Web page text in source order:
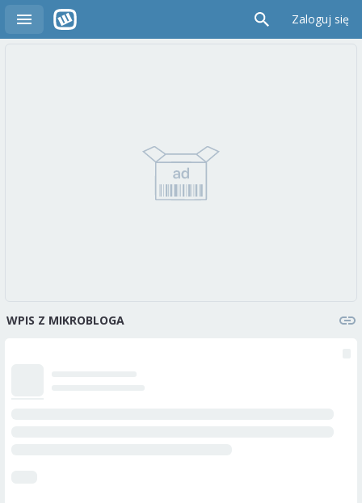
Zaloguj się
WPIS Z MIKROBLOGA